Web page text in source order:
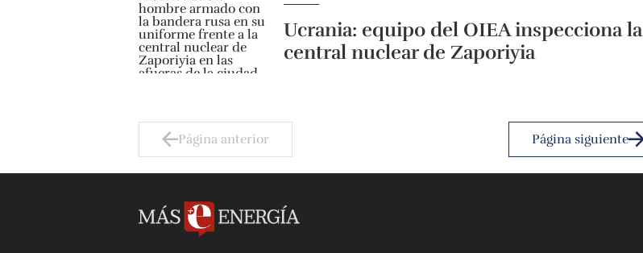
Ucrania: equipo del OIEA inspecciona la
central nuclear de Zaporiyia
Página anterior Página siguiente